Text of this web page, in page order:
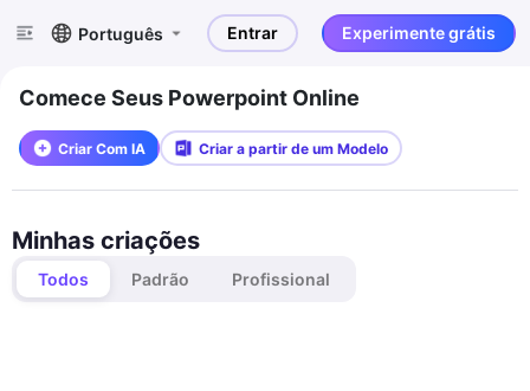
Português Entrar Experimente grátis
Comece Seus Powerpoint Online
Criar Com IA Criar a partir de um Modelo
Minhas criações
Todos Padrão Profissional